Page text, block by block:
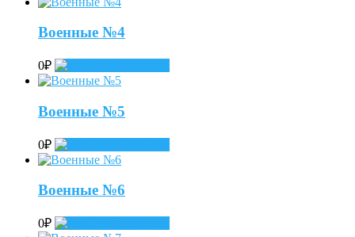
Военные №4
0₽
Военные №5
0₽
Военные №6
0₽